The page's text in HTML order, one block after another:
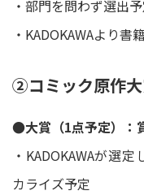
・部門を問わず選出
・KADOKAWAより書
②コミック原作
●大賞（1点予定）：
・KADOKAWAが選
カライズ予定